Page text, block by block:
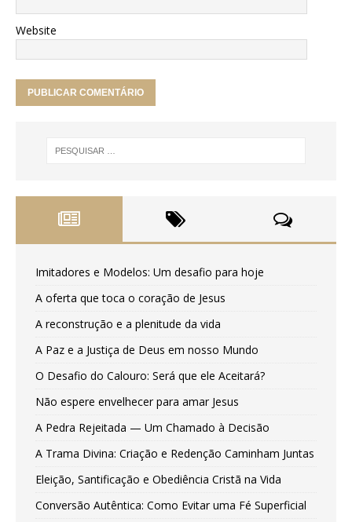
Website
Imitadores e Modelos: Um desafio para hoje
A oferta que toca o coração de Jesus
A reconstrução e a plenitude da vida
A Paz e a Justiça de Deus em nosso Mundo
O Desafio do Calouro: Será que ele Aceitará?
Não espere envelhecer para amar Jesus
A Pedra Rejeitada — Um Chamado à Decisão
A Trama Divina: Criação e Redenção Caminham Juntas
Eleição, Santificação e Obediência Cristã na Vida
Conversão Autêntica: Como Evitar uma Fé Superficial